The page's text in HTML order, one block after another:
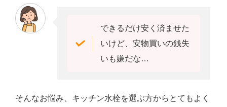
できるだけ安く済ませた
いけど、安物買いの銭失
いも嫌だな…
そんなお悩み、キッチン水栓を選ぶ方からとてもよく